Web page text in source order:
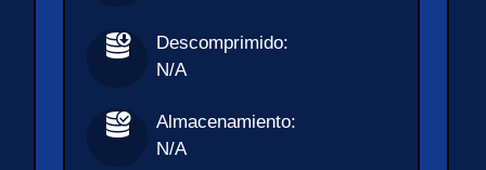
Descomprimido:
N/A
Almacenamiento:
N/A